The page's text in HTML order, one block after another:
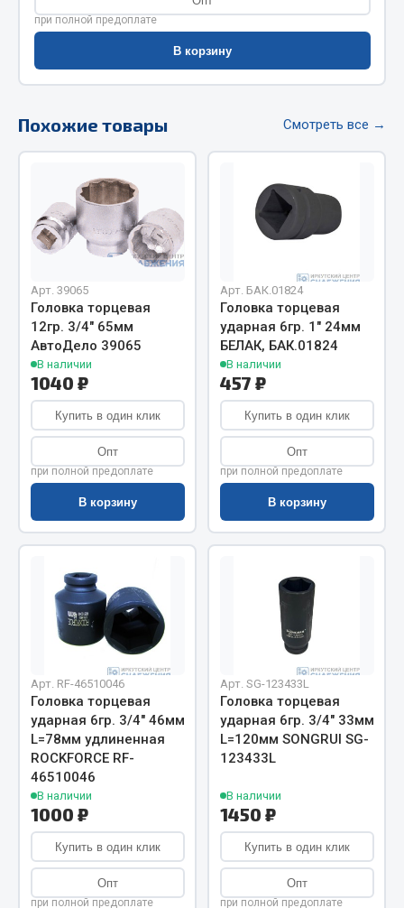
Весь раздел
РТИ
Кольца уплотнительные
Лента конвейерная
Паронит
Патрубки
Прокладки
Рукава высокого давления
Показать ещё
Автомобильная электрика
Блоки реле и предохранителей
Вилки нагрузочные
Выключатели и переключатели клавишные
Выключатели кнопочные
Выключатель массы
Изолента
Показать ещё
Весь раздел
Запчасти на полуприцепы
Амортизаторы для полуприцепов
при полной предоплате
В корзину
Похожие товары Смотреть все →
Арт. 39065
Головка торцевая
12гр. 3/4" 65мм
АвтоДело 39065
В наличии
1040 ₽
Купить в один клик
Опт
при полной предоплате
В корзину
Арт. БАК.01824
Головка торцевая
ударная 6гр. 1" 24мм
БЕЛАК, БАК.01824
В наличии
457 ₽
Купить в один клик
Опт
при полной предоплате
В корзину
Арт. RF-46510046
Головка торцевая
ударная 6гр. 3/4" 46мм
L=78мм удлиненная
ROCKFORCE RF-
46510046
В наличии
1000 ₽
Купить в один клик
Опт
при полной предоплате
Арт. SG-123433L
Головка торцевая
ударная 6гр. 3/4" 33мм
L=120мм SONGRUI SG-
123433L
В наличии
1450 ₽
Купить в один клик
Опт
при полной предоплате